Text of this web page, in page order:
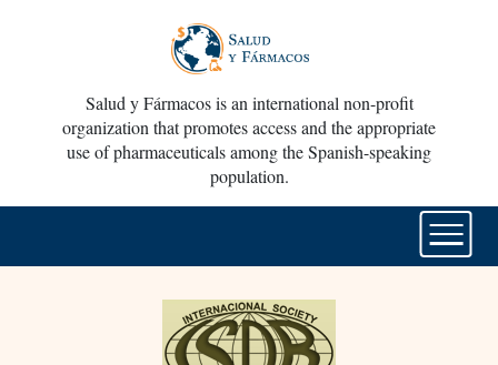
Salud y Fármacos is an international non-profit
organization that promotes access and the appropriate
use of pharmaceuticals among the Spanish-speaking
population.